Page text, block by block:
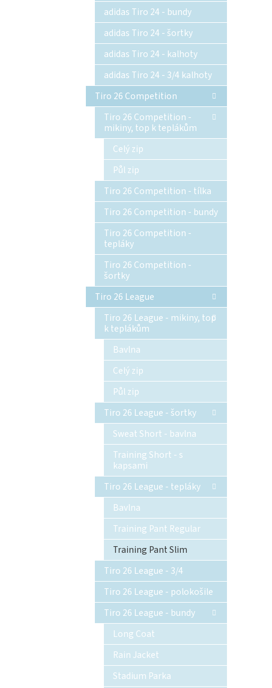
adidas Tiro 24 - bundy
adidas Tiro 24 - šortky
adidas Tiro 24 - kalhoty
adidas Tiro 24 - 3/4 kalhoty
Tiro 26 Competition
Tiro 26 Competition -
mikiny, top k teplákům
Celý zip
Půl zip
Tiro 26 Competition - tílka
Tiro 26 Competition - bundy
Tiro 26 Competition -
tepláky
Tiro 26 Competition -
šortky
Tiro 26 League
Tiro 26 League - mikiny, top
k teplákům
Bavlna
Celý zip
Půl zip
Tiro 26 League - šortky
Sweat Short - bavlna
Training Short - s
kapsami
Tiro 26 League - tepláky
Bavlna
Training Pant Regular
Training Pant Slim
Tiro 26 League - 3/4
Tiro 26 League - polokošile
Tiro 26 League - bundy
Long Coat
Rain Jacket
Stadium Parka